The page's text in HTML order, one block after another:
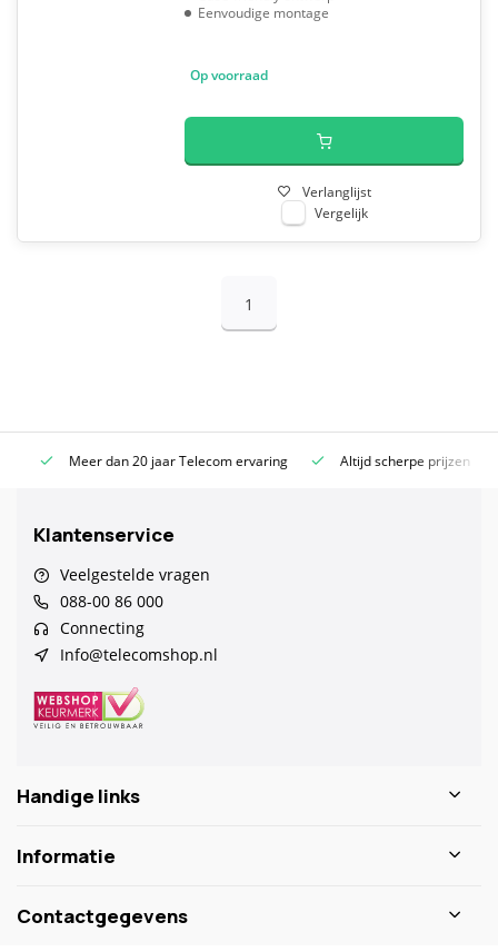
Eenvoudige montage
Op voorraad
Verlanglijst
Vergelijk
1
Meer dan 20 jaar Telecom ervaring Altijd scherpe prijzen
Klantenservice
Veelgestelde vragen
088-00 86 000
Connecting
Info@telecomshop.nl
Handige links
Informatie
Contactgegevens